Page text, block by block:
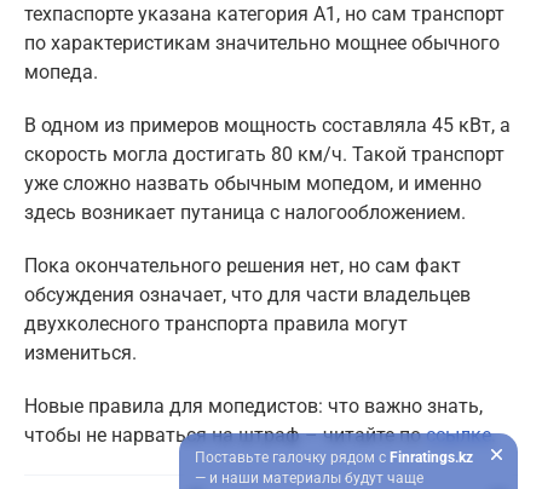
техпаспорте указана категория А1, но сам транспорт
по характеристикам значительно мощнее обычного
мопеда.
В одном из примеров мощность составляла 45 кВт, а
скорость могла достигать 80 км/ч. Такой транспорт
уже сложно назвать обычным мопедом, и именно
здесь возникает путаница с налогообложением.
Пока окончательного решения нет, но сам факт
обсуждения означает, что для части владельцев
двухколесного транспорта правила могут
измениться.
Новые правила для мопедистов: что важно знать,
чтобы не нарваться на штраф – читайте поссылке.
Поставьте галочку рядом с Finratings.kz
— и наши материалы будут чаще